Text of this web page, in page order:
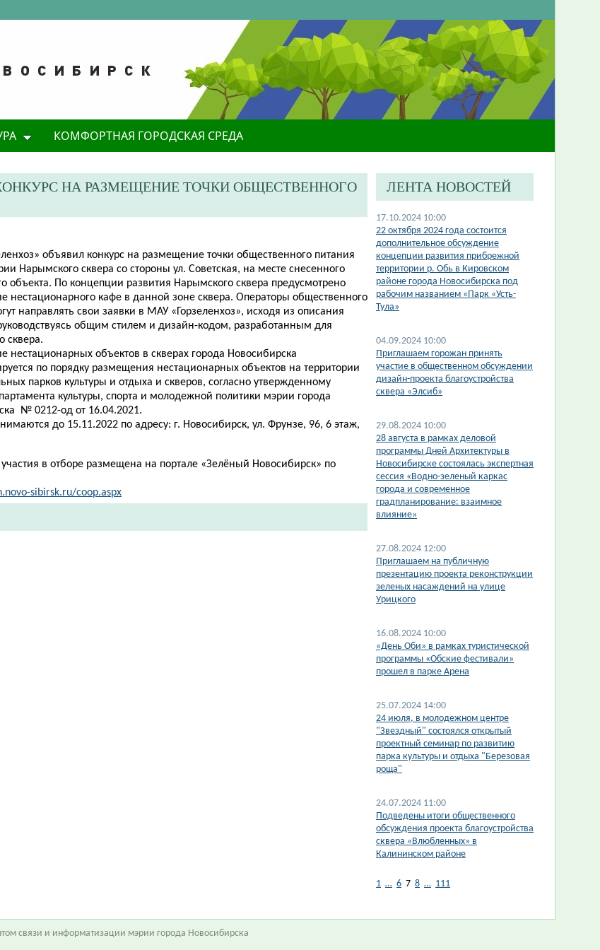
КОМФОРТНАЯ ГОРОДСКАЯ СРЕДА
НА РАЗМЕЩЕНИЕ ТОЧКИ ОБЩЕСТВЕННОГО
объявил конкурс на размещение точки общественного питания
Нарымского сквера со стороны ул. Советская, на месте снесенного
объекта. По концепции развития Нарымского сквера предусмотрено
нестационарного кафе в данной зоне сквера. Операторы общественного
направлять свои заявки в МАУ «Горзеленхоз», исходя из описания
общим стилем и дизайн-кодом, разработанным для
сквера.
нестационарных объектов в скверах города Новосибирска
по порядку размещения нестационарных объектов на территории
парков культуры и отдыха и скверов, согласно утвержденному
культуры, спорта и молодежной политики мэрии города
№ 0212-од от 16.04.2021.
до 15.11.2022 по адресу: г. Новосибирск, ул. Фрунзе, 96, 6 этаж,
в отборе размещена на портале «Зелёный Новосибирск» по
sibirsk.ru/coop.aspx
ЛЕНТА НОВОСТЕЙ
17.10.2024 10:00
​22 октября 2024 года состоится
дополнительное обсуждение
концепции развития прибрежной
территории р. Обь в Кировском
районе города Новосибирска под
рабочим названием «Парк «Усть-
Тула»
04.09.2024 10:00
​Приглашаем горожан принять
участие в общественном обсуждении
дизайн-проекта благоустройства
сквера «Элсиб»
29.08.2024 10:00
​28 августа в рамках деловой
программы Дней Архитектуры в
Новосибирске состоялась экспертная
сессия «Водно-зеленый каркас
города и современное
градпланирование: взаимное
влияние»
27.08.2024 12:00
​Приглашаем на публичную
презентацию проекта реконструкции
зеленых насаждений на улице
Урицкого
16.08.2024 10:00
«День Оби» в рамках туристической
программы «Обские фестивали»
прошел в парке Арена
25.07.2024 14:00
​24 июля, в молодежном центре
"Звездный" состоялся открытый
проектный семинар по развитию
парка культуры и отдыха "Березовая
роща"
24.07.2024 11:00
Подведены итоги общественного
обсуждения проекта благоустройства
сквера «Влюбленных» в
Калининском районе
1 … 6 7 8 … 111
связи и информатизации мэрии города Новосибирска